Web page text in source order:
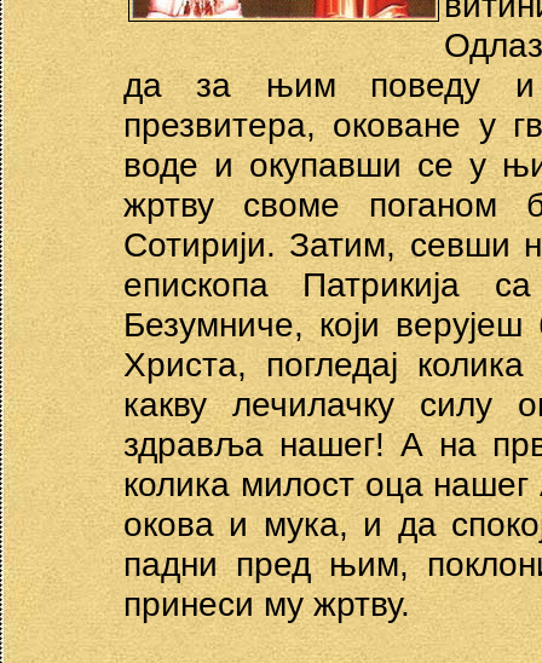
да за њим поведу и
презвитера, оковане у
воде и окупавши се у
жртву своме поганом
Сотирији. Затим, севши
епископа Патрикија
Безумниче, који
Христа, погледај
какву лечилачку
здравља нашег! А на
колика милост оца
окова и мука, и да
падни пред њим,
принеси му жртву.